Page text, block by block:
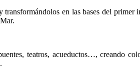
en las bases del primer
teatros, acueductos…, creando